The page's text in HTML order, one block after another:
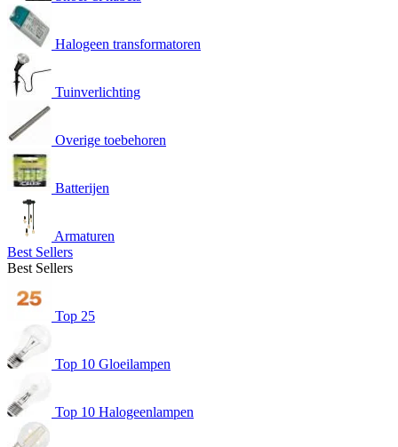
Halogeen transformatoren
Tuinverlichting
Overige toebehoren
Batterijen
Armaturen
Best Sellers
Best Sellers
Top 25
Top 10 Gloeilampen
Top 10 Halogeenlampen